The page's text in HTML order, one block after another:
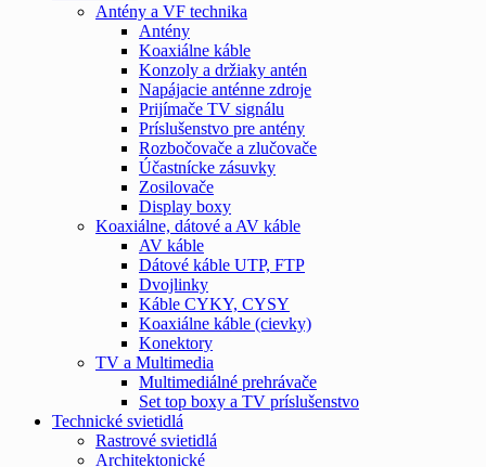
Antény a VF technika
Antény
Koaxiálne káble
Konzoly a držiaky antén
Napájacie anténne zdroje
Prijímače TV signálu
Príslušenstvo pre antény
Rozbočovače a zlučovače
Účastnícke zásuvky
Zosilovače
Display boxy
Koaxiálne, dátové a AV káble
AV káble
Dátové káble UTP, FTP
Dvojlinky
Káble CYKY, CYSY
Koaxiálne káble (cievky)
Konektory
TV a Multimedia
Multimediálné prehrávače
Set top boxy a TV príslušenstvo
Technické svietidlá
Rastrové svietidlá
Architektonické